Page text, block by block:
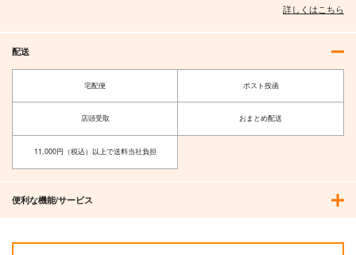
詳しくはこちら
配送
宅配便 ポスト投函
店頭受取 おまとめ配送
11,000円（税込）以上で送料当社負担
便利な機能/サービス